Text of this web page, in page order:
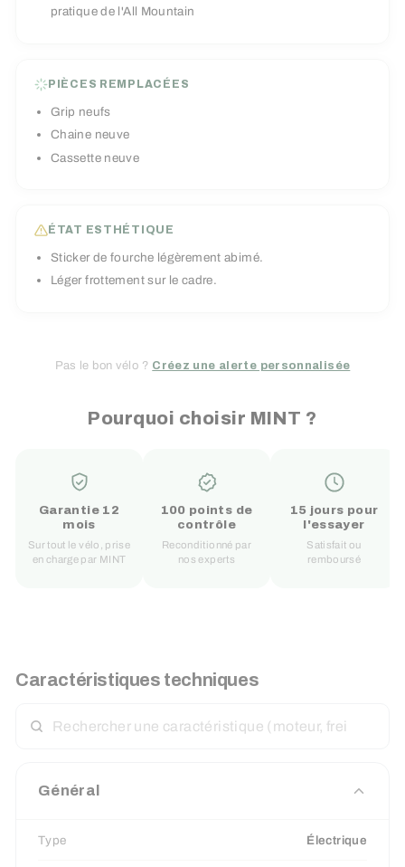
pratique de l'All Mountain
PIÈCES REMPLACÉES
Grip neufs
Chaine neuve
Cassette neuve
ÉTAT ESTHÉTIQUE
Sticker de fourche légèrement abimé.
Léger frottement sur le cadre.
Pas le bon vélo ? Créez une alerte personnalisée
Pourquoi choisir MINT ?
Garantie 12
mois
Sur tout le vélo, prise
en charge par MINT
100 points de
contrôle
Reconditionné par
nos experts
15 jours pour
l'essayer
Satisfait ou
remboursé
Caractéristiques techniques
UNE
Général
Type Électrique